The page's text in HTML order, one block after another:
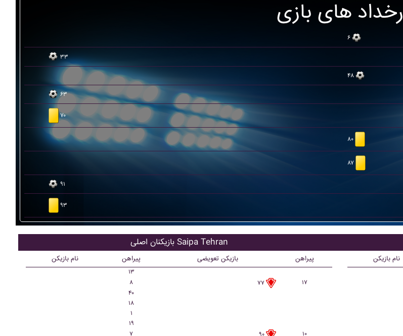
رخداد های بازی
۶
۳۳
۴۸
۶۳
۷۰
۸۰
۸۷
۹۱
۹۳
بازیکنان اصلی Saipa Tehran
نام بازیکن پیراهن بازیکن تعویضی پیراهن
۱۳
۸
۷۷
۱۷
۴۰
۱۸
۱
۱۹
نام بازیکن